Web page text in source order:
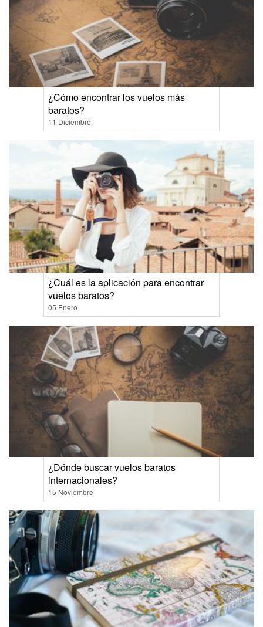
¿Cómo encontrar los vuelos más
baratos?
11 Diciembre
¿Cuál es la aplicación para encontrar
vuelos baratos?
05 Enero
¿Dónde buscar vuelos baratos
internacionales?
15 Noviembre